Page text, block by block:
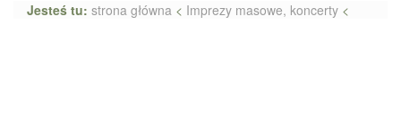
Jesteś tu: strona główna < Imprezy masowe, koncerty <